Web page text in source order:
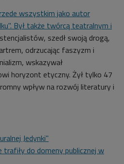
wszystkim jako autor
Był także twórcą teatralnym i
szedł swoją drogą,
odrzucając faszyzm i
wskazywał
horyzont etyczny. Żył tylko 47
wpływ na rozwój literatury i
Jedynki"
trafiły do domeny publicznej w